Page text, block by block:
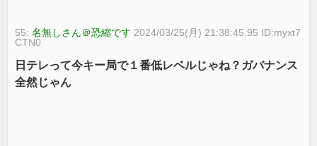
55:名無しさん＠恐縮です 2024/03/25(月) 21:38:45.95 ID:myxt7
CTN0
日テレって今キー局で１番低レベルじゃね？ガバナンス
全然じゃん